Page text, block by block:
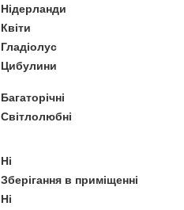
Нідерланди
Квіти
Гладіолус
Цибулини
Багаторічні
Світлолюбні
Ні
Зберігання в приміщенні
Ні